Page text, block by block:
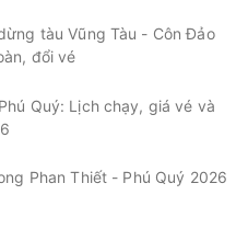
tàu Vũng Tàu - Côn Đảo
đổi vé
Quý: Lịch chạy, giá vé và
Phan Thiết - Phú Quý 2026